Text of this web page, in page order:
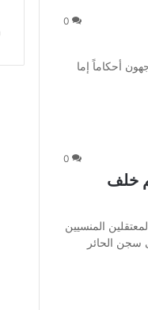
0
أحكاماً إما
0
خلف
المنسيين
سجن الحائر